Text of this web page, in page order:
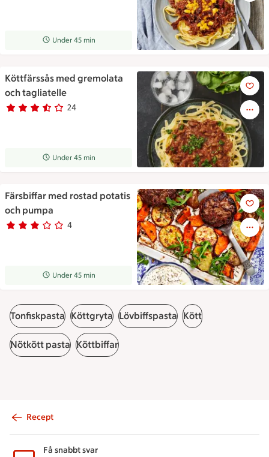
Receptet tar Under 45 min att tillaga
Under 45 min
Köttfärssås med gremolata
och tagliatelle
Betyg 3.7 av 5. 24
24 personer har röstat
Receptet tar Under 45 min att tillaga
Under 45 min
Köttfärssås med gremolata
Färsbiffar med rostad potatis
och pumpa
Betyg 2.8 av 5. 4
4 personer har röstat
Receptet tar Under 45 min att tillaga
Under 45 min
Färsbiffar med rostad potatis
Tonfiskpasta Köttgryta Lövbiffspasta Kött
Nötkött pasta Köttbiffar
Recept
Få snabbt svar